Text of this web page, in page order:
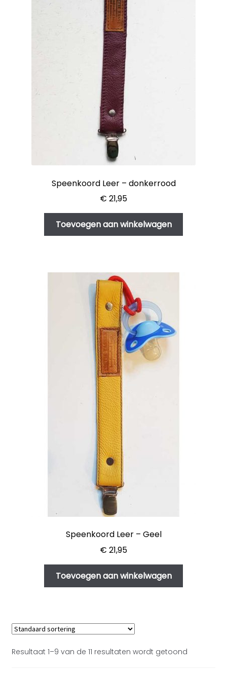
Speenkoord Leer – donkerrood
€ 21,95
Toevoegen aan winkelwagen
Speenkoord Leer – Geel
€ 21,95
Toevoegen aan winkelwagen
Resultaat 1–9 van de 11 resultaten wordt getoond